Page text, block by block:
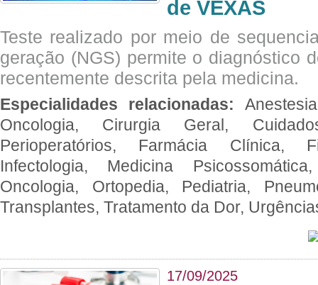
de VEXAS
Teste realizado por meio de
geração (NGS) permite o diagnóstico
recentemente descrita pela medicina.
Especialidades relacionadas:
Oncologia, Cirurgia Geral,
Perioperatórios, Farmácia Clínica,
Infectologia, Medicina
Oncologia, Ortopedia, Pediatria,
Transplantes, Tratamento da Dor,
17/09/2025